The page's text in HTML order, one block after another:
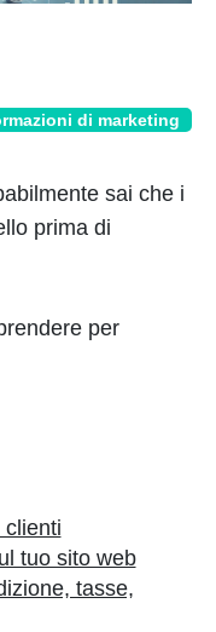
di marketing
sai che i
prima di
per
clienti
tuo sito web
tasse,